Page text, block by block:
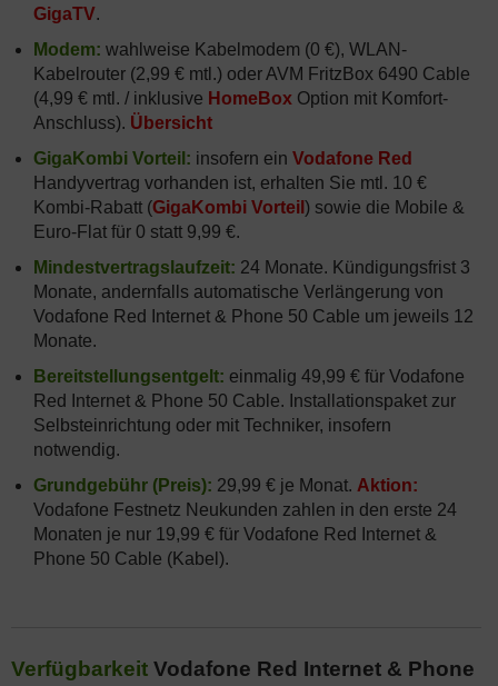
GigaTV.
Modem: wahlweise Kabelmodem (0 €), WLAN-
Kabelrouter (2,99 € mtl.) oder AVM FritzBox 6490 Cable
(4,99 € mtl. / inklusive HomeBox Option mit Komfort-
Anschluss). Übersicht
GigaKombi Vorteil: insofern ein Vodafone Red
Handyvertrag vorhanden ist, erhalten Sie mtl. 10 €
Kombi-Rabatt (GigaKombi Vorteil ) sowie die Mobile &
Euro-Flat für 0 statt 9,99 €.
Mindestvertragslaufzeit: 24 Monate. Kündigungsfrist 3
Monate, andernfalls automatische Verlängerung von
Vodafone Red Internet & Phone 50 Cable um jeweils 12
Monate.
Bereitstellungsentgelt: einmalig 49,99 € für Vodafone
Red Internet & Phone 50 Cable. Installationspaket zur
Selbsteinrichtung oder mit Techniker, insofern
notwendig.
Grundgebühr (Preis): 29,99 € je Monat. Aktion:
Vodafone Festnetz Neukunden zahlen in den erste 24
Monaten je nur 19,99 € für Vodafone Red Internet &
Phone 50 Cable (Kabel).
Verfügbarkeit Vodafone Red Internet & Phone